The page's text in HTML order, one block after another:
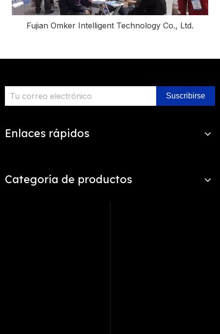
Fujian Omker Intelligent Technology Co., Ltd.
Suscribirse
Enlaces rápidos
Categoría de productos